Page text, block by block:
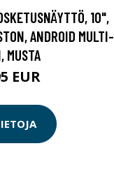
10",
ANDROID MULTI-
MUSTA
EUR